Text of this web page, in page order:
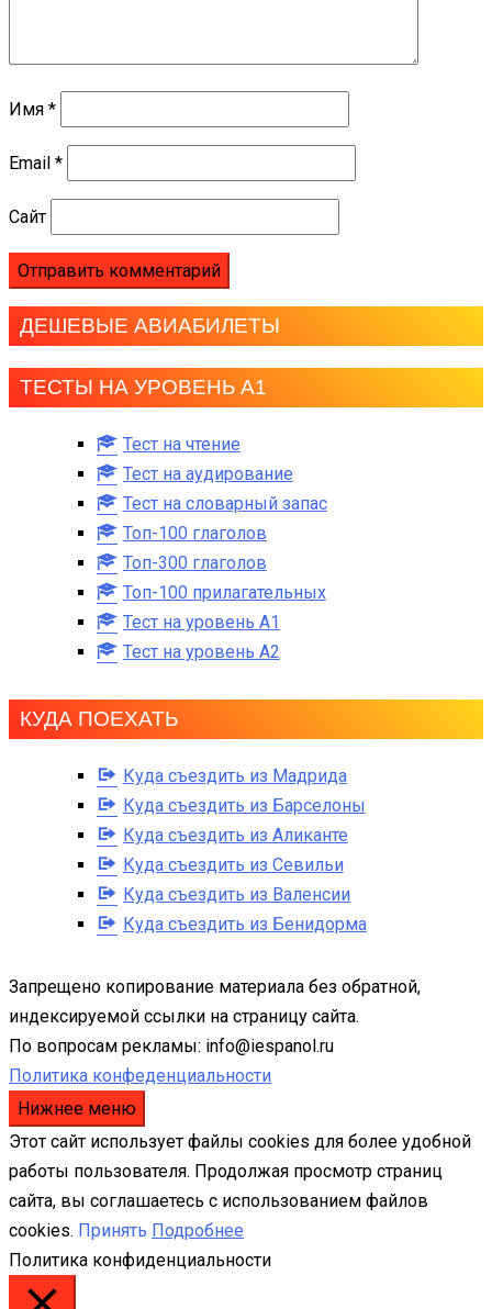
Имя *
Email *
Сайт
ДЕШЕВЫЕ АВИАБИЛЕТЫ
ТЕСТЫ НА УРОВЕНЬ А1
Тест на чтение
Тест на аудирование
Тест на словарный запас
Топ-100 глаголов
Топ-300 глаголов
Топ-100 прилагательных
Тест на уровень A1
Тест на уровень A2
КУДА ПОЕХАТЬ
Куда съездить из Мадрида
Куда съездить из Барселоны
Куда съездить из Аликанте
Куда съездить из Севильи
Куда съездить из Валенсии
Куда съездить из Бенидорма
Запрещено копирование материала без обратной,
индексируемой ссылки на страницу сайта.
По вопросам рекламы: info@iespanol.ru
Политика конфеденциальности
Нижнее меню
Этот сайт использует файлы cookies для более удобной
работы пользователя. Продолжая просмотр страниц
сайта, вы соглашаетесь с использованием файлов
cookies. Принять Подробнее
Политика конфиденциальности